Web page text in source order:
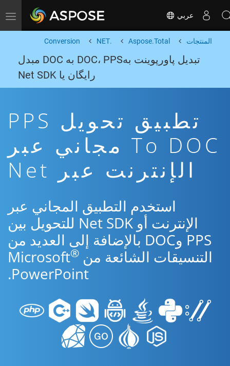
Toggle navigation عربي
المنتجات Aspose.Total
.NET
Conversion
تبدیل پاورپوینت بهDOC، PPS به DOC مبدل
رایگان یا Net SDK
تطبيق تحويل PPS
To DOC مجاني عبر
الإنترنت عبر Net
استخدم التطبيق المجاني عبر
الإنترنت أو Net SDK للتحويل بين
PPS وDOC بالإضافة إلى العديد من
التنسيقات الشائعة من Microsoft ®
PowerPoint.